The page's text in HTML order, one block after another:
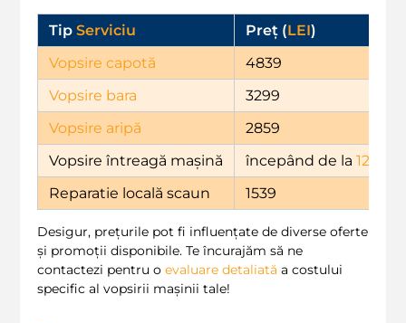
Tip Serviciu Preț (LEI)
Vopsire capotă
4839
Vopsire bara
3299
Vopsire aripă
2859
Vopsire întreagă mașină
începând de la 12
Reparatie locală scaun
1539
Desigur, prețurile pot fi influențate de diverse oferte
și promoții disponibile. Te încurajăm să ne
contactezi pentru o evaluare detaliată a costului
specific al vopsirii mașinii tale!